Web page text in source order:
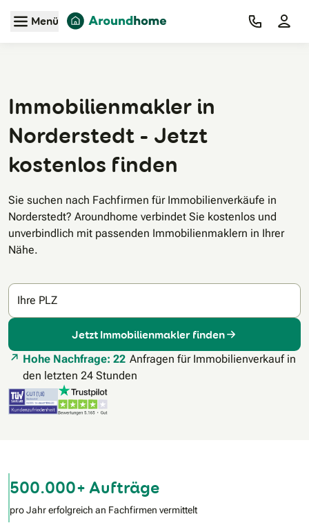
Zum Hauptinhalt
Menü
Immobilienmakler in
Norderstedt - Jetzt
kostenlos finden
Sie suchen nach Fachfirmen für Immobilienverkäufe in
Norderstedt? Aroundhome verbindet Sie kostenlos und
unverbindlich mit passenden Immobilienmaklern in Ihrer
Nähe.
Ihre PLZ
Jetzt Immobilienmakler finden
Hohe Nachfrage: 22 Anfragen für Immobilienverkauf in
den letzten 24 Stunden
500.000+ Aufträge
pro Jahr erfolgreich an Fachfirmen vermittelt